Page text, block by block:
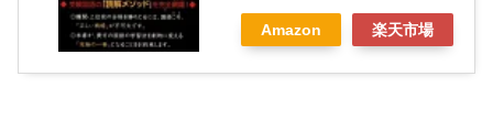
Amazon 楽天市場